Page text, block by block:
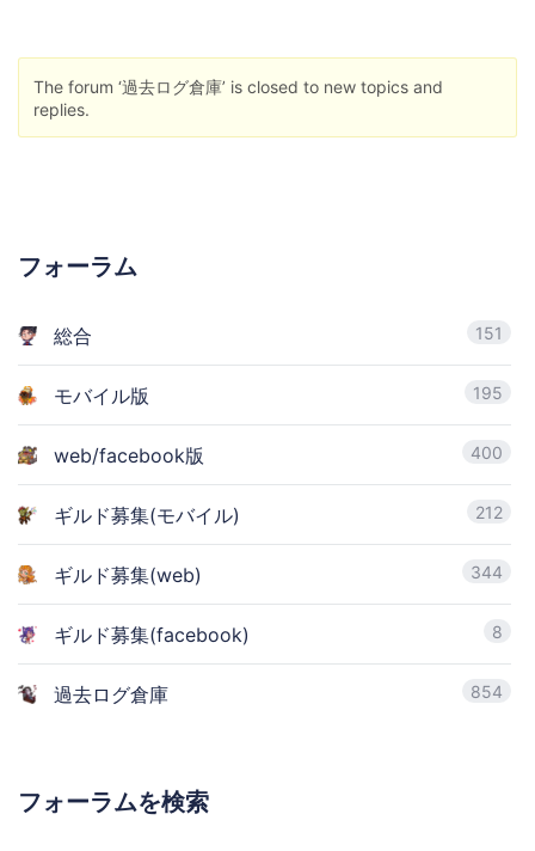
The forum ‘過去ログ倉庫’ is closed to new topics and
replies.
フォーラム
総合 151
モバイル版 195
web/facebook版 400
ギルド募集(モバイル) 212
ギルド募集(web) 344
ギルド募集(facebook) 8
過去ログ倉庫 854
フォーラムを検索